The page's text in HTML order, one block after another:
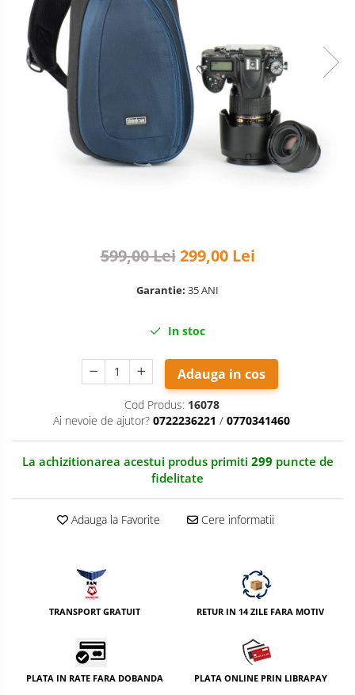
Teleconvertoare
Adaptoare montura / baioneta
Capace obiectiv si camera
Inele Macro
Filtre tip Cokin
Inele reductii obiective
Adaptoare stativ port umbrela si
Comander TTL
Cabluri TTL
Cabluri si Patine Sincron
Protectie patina apa, ploaie
Bracket-uri si suporti
Huse protectie blitz extern
Huse protectie filtre gel
Carduri memorie, Cititoare
Carduri memorie
599,00 Lei 299,00 Lei
Garantie: 35 ANI
In stoc
Adauga in cos
Cod Produs: 16078
Ai nevoie de ajutor? 0722236221 / 0770341460
La achizitionarea acestui produs primiti 299 puncte de
fidelitate
Adauga la Favorite Cere informatii
TRANSPORT GRATUIT RETUR IN 14 ZILE FARA MOTIV
PLATA IN RATE FARA DOBANDA PLATA ONLINE PRIN LIBRAPAY